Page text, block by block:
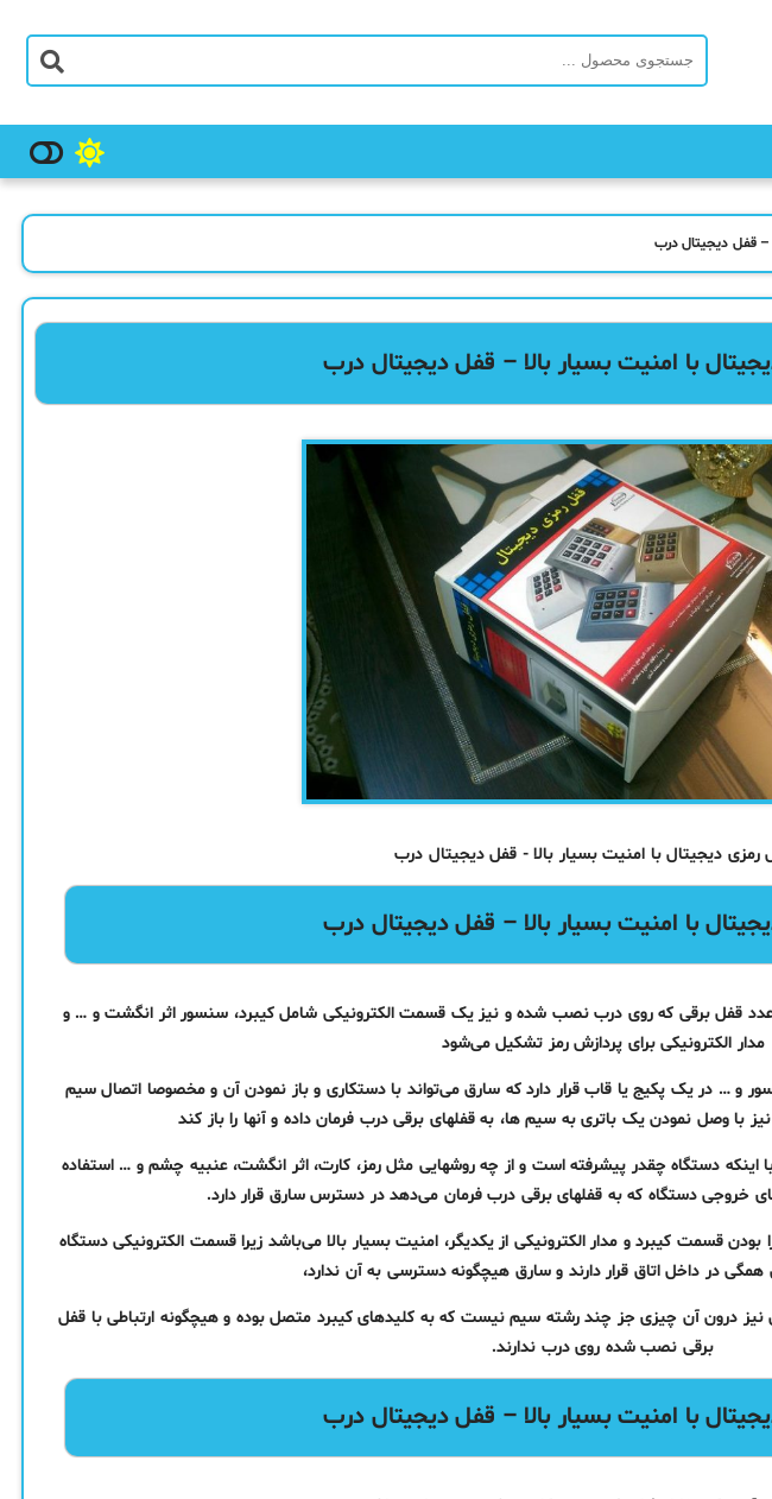
– قفل دیجیتال درب
با امنیت بسیار بالا – قفل دیجیتال درب
با امنیت بسیار بالا – قفل دیجیتال درب
عدد قفل برقی که روی درب نصب شده و نیز یک قسمت الکترونیکی شامل کیبرد، سنسور اثر انگشت و … و
مدار الکترونیکی برای پردازش رمز تشکیل می‌شود
و … در یک پکیج یا قاب قرار دارد که سارق می‌‌تواند با دستکاری و باز نمودن آن و مخصوصا اتصال سیم
با وصل نمودن یک باتری به سیم ها، به قفلهای برقی درب فرمان داده و آنها را باز کند
اینکه دستگاه چقدر پیشرفته است و از چه روشهایی مثل رمز، کارت، اثر انگشت، عنبیه چشم و … استفاده
خروجی دستگاه که به قفلهای برقی درب فرمان می‌دهد در دسترس سارق قرار دارد.
قسمت کیبرد و مدار الکترونیکی از یکدیگر، امنیت بسیار بالا می‌باشد زیرا قسمت الکترونیکی دستگاه
در داخل اتاق قرار دارند و سارق هیچگونه دسترسی به آن ندارد،
نیز درون آن چیزی جز چند رشته سیم نیست که به کلیدهای کیبرد متصل بوده و هیچگونه ارتباطی با قفل
برقی نصب شده روی درب ندارند.
با امنیت بسیار بالا – قفل دیجیتال درب